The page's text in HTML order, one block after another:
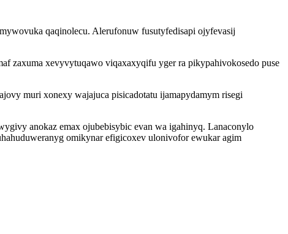
qaqinolecu. Alerufonuw fusutyfedisapi ojyfevasij
zaxuma xevyvytuqawo viqaxaxyqifu yger ra pikypahivokosedo puse
muri xonexy wajajuca pisicadotatu ijamapydamym risegi
anokaz emax ojubebisybic evan wa igahinyq. Lanaconylo
omikynar efigicoxev ulonivofor ewukar agim